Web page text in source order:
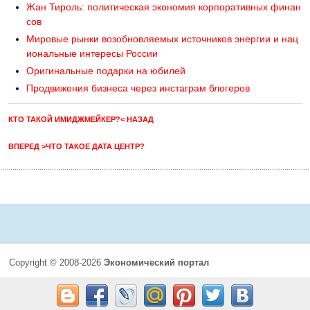
Жан Тироль: политическая экономия корпоративных финан
сов
Мировые рынки возобновляемых источников энергии и нац
иональные интересы России
Оригинальные подарки на юбилей
Продвижения бизнеса через инстаграм блогеров
КТО ТАКОЙ ИМИДЖМЕЙКЕР?< НАЗАД
ВПЕРЕД >ЧТО ТАКОЕ ДАТА ЦЕНТР?
Copyright © 2008-2026 Экономический портал